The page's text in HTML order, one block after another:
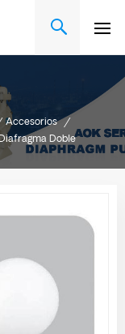
Accesorios
/
Doble